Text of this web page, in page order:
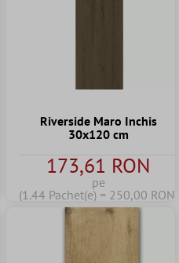
Riverside Maro Inchis
30x120 cm
173,61 RON
pe
(1.44 Pachet(e) = 250,00 RON)